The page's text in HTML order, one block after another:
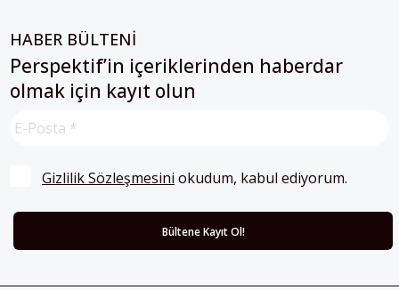
HABER BÜLTENİ
Perspektif’in içeriklerinden haberdar
olmak için kayıt olun
Gizlilik Sözleşmesini okudum, kabul ediyorum.